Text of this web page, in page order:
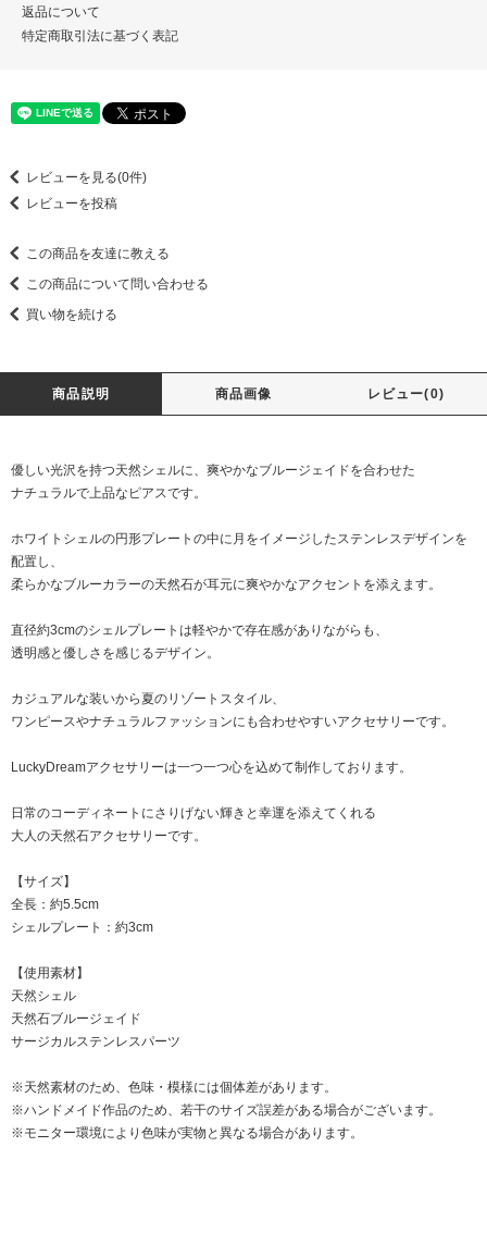
返品について
特定商取引法に基づく表記
レビューを見る(0件)
レビューを投稿
この商品を友達に教える
この商品について問い合わせる
買い物を続ける
商品説明 商品画像 レビュー(0)
優しい光沢を持つ天然シェルに、爽やかなブルージェイドを合わせた
ナチュラルで上品なピアスです。
ホワイトシェルの円形プレートの中に月をイメージしたステンレスデザインを
配置し、
柔らかなブルーカラーの天然石が耳元に爽やかなアクセントを添えます。
直径約3cmのシェルプレートは軽やかで存在感がありながらも、
透明感と優しさを感じるデザイン。
カジュアルな装いから夏のリゾートスタイル、
ワンピースやナチュラルファッションにも合わせやすいアクセサリーです。
LuckyDreamアクセサリーは一つ一つ心を込めて制作しております。
日常のコーディネートにさりげない輝きと幸運を添えてくれる
大人の天然石アクセサリーです。
【サイズ】
全長：約5.5cm
シェルプレート：約3cm
【使用素材】
天然シェル
天然石ブルージェイド
サージカルステンレスパーツ
※天然素材のため、色味・模様には個体差があります。
※ハンドメイド作品のため、若干のサイズ誤差がある場合がございます。
※モニター環境により色味が実物と異なる場合があります。